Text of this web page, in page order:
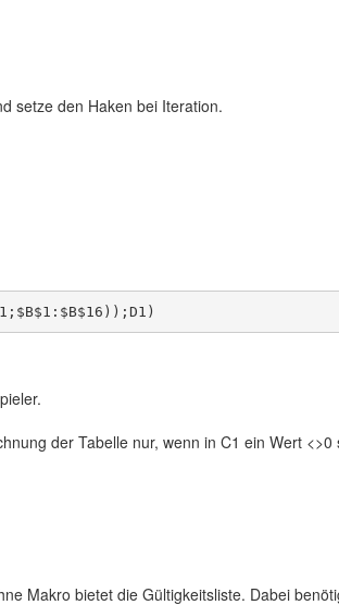
setze den Haken bei Iteration.
der Tabelle nur, wenn in C1 ein Wert
Makro bietet die Gültigkeitsliste. Dabei